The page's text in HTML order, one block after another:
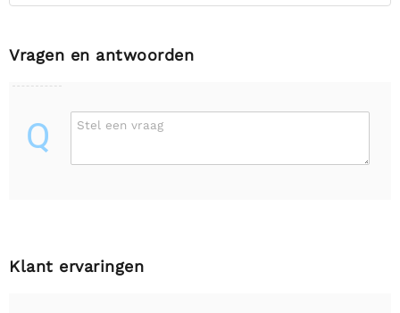
Vragen en antwoorden
Q Stel een vraag
Klant ervaringen